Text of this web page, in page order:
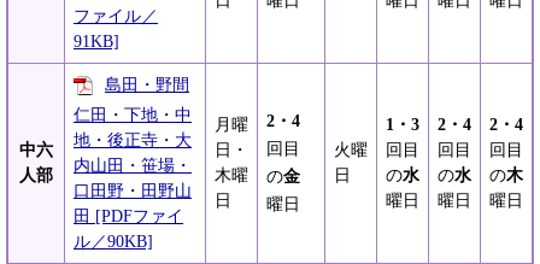
ファイル／
91KB]
中六
人部
島田・野間
仁田・下地・中
地・後正寺・大
内山田・笹場・
口田野・田野山
田 [PDFファイ
ル／90KB]
月曜
日・
木曜
日
2・4
回目
の金
曜日
火曜
日
1・3
回目
の水
曜日
2・4
回目
の水
曜日
2・4
回目
の木
曜日